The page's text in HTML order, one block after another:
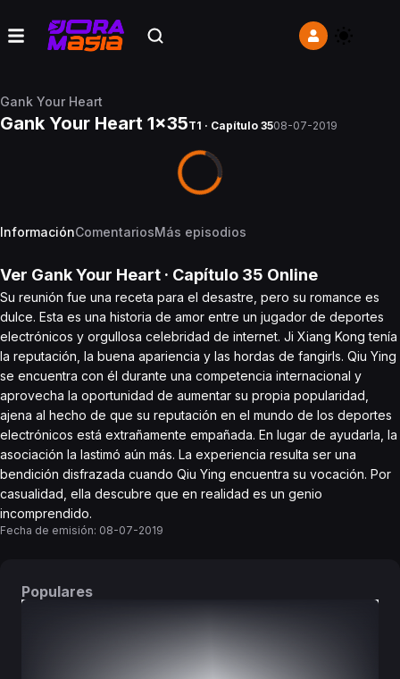
Gank Your Heart
Gank Your Heart 1x35T1 · Capítulo 3508-07-2019
InformaciónComentariosMás episodios
Ver Gank Your Heart · Capítulo 35 Online
Su reunión fue una receta para el desastre, pero su romance es
dulce. Esta es una historia de amor entre un jugador de deportes
electrónicos y orgullosa celebridad de internet. Ji Xiang Kong tenía
la reputación, la buena apariencia y las hordas de fangirls. Qiu Ying
se encuentra con él durante una competencia internacional y
aprovecha la oportunidad de aumentar su propia popularidad,
ajena al hecho de que su reputación en el mundo de los deportes
electrónicos está extrañamente empañada. En lugar de ayudarla, la
asociación la lastimó aún más. La experiencia resulta ser una
bendición disfrazada cuando Qiu Ying encuentra su vocación. Por
casualidad, ella descubre que en realidad es un genio
incomprendido.
Fecha de emisión: 08-07-2019
Populares